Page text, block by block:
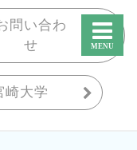
問い合わ
せ
崎大学